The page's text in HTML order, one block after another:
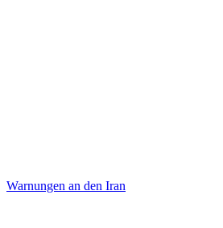
Warnungen an den Iran